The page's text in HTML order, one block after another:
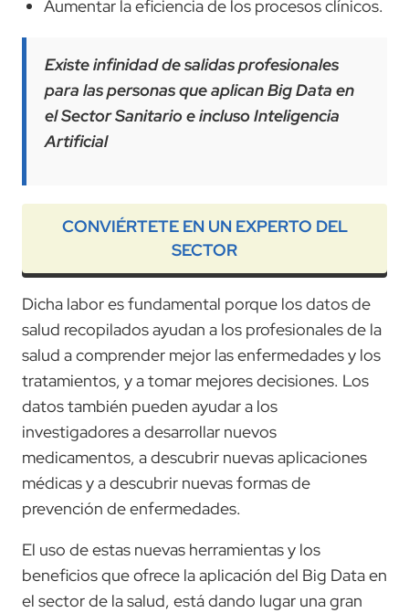
Aumentar la eficiencia de los procesos clínicos.
Existe infinidad de salidas profesionales
para las personas que aplican Big Data en
el Sector Sanitario e incluso Inteligencia
Artificial
CONVIÉRTETE EN UN EXPERTO DEL
SECTOR
Dicha labor es fundamental porque los datos de
salud recopilados ayudan a los profesionales de la
salud a comprender mejor las enfermedades y los
tratamientos, y a tomar mejores decisiones. Los
datos también pueden ayudar a los
investigadores a desarrollar nuevos
medicamentos, a descubrir nuevas aplicaciones
médicas y a descubrir nuevas formas de
prevención de enfermedades.
El uso de estas nuevas herramientas y los
beneficios que ofrece la aplicación del Big Data en
el sector de la salud, está dando lugar una gran